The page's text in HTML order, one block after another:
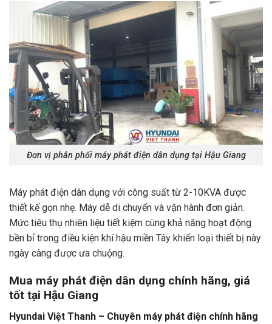
Đơn vị phân phối máy phát điện dân dụng tại Hậu Giang
Máy phát điện dân dụng với công suất từ 2-10KVA được
thiết kế gọn nhẹ. Máy dễ di chuyển và vận hành đơn giản.
Mức tiêu thụ nhiên liệu tiết kiệm cùng khả năng hoạt động
bền bỉ trong điều kiện khí hậu miền Tây khiến loại thiết bị này
ngày càng được ưa chuộng.
Mua máy phát điện dân dụng chính hãng, giá
tốt tại Hậu Giang
Hyundai Việt Thanh – Chuyên máy phát điện chính hãng